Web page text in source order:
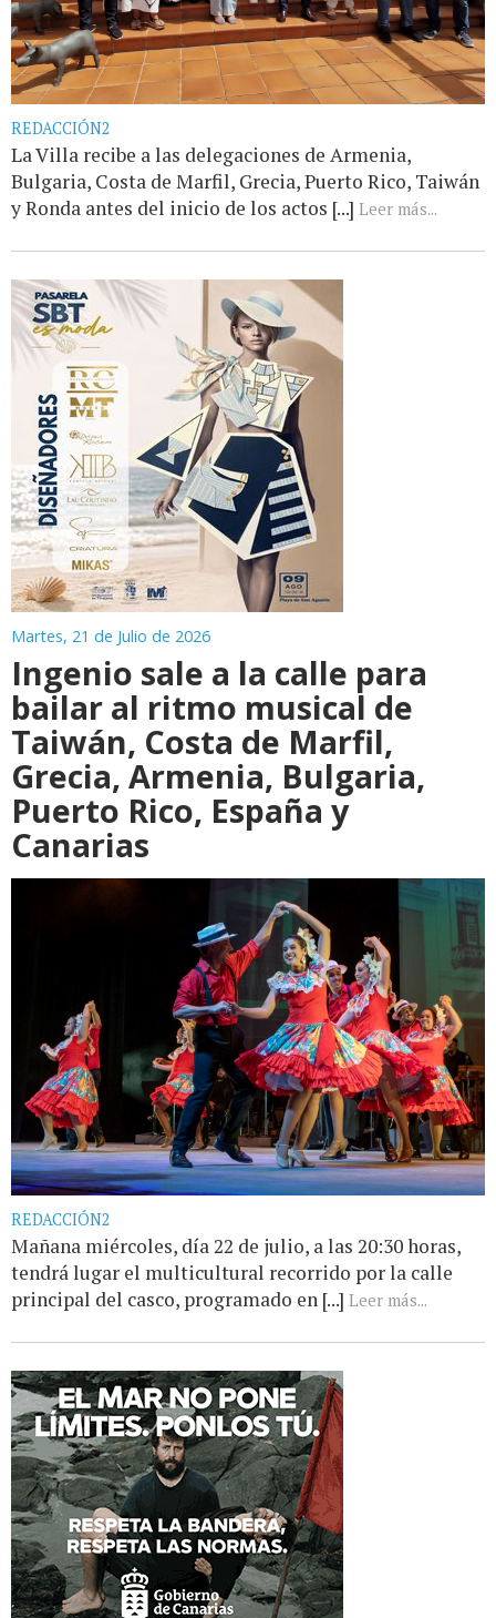
REDACCIÓN2
La Villa recibe a las delegaciones de Armenia,
Bulgaria, Costa de Marfil, Grecia, Puerto Rico, Taiwán
y Ronda antes del inicio de los actos [...] Leer más...
Martes, 21 de Julio de 2026
Ingenio sale a la calle para
bailar al ritmo musical de
Taiwán, Costa de Marfil,
Grecia, Armenia, Bulgaria,
Puerto Rico, España y
Canarias
REDACCIÓN2
Mañana miércoles, día 22 de julio, a las 20:30 horas,
tendrá lugar el multicultural recorrido por la calle
principal del casco, programado en [...] Leer más...